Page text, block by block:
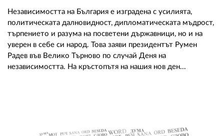
Независимостта на България е изградена с усилията,
политическата далновидност, дипломатическата мъдрост,
търпението и разума на посветени държавници, но и на
уверен в себе си народ. Това заяви президентът Румен
Радев във Велико Търново по случай Деня на
независимостта. На кръстопътя на нашия нов ден...